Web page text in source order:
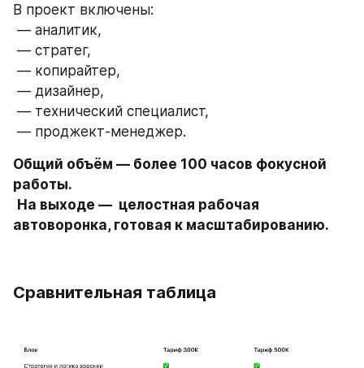
В проект включены:
— аналитик,
— стратег,
— копирайтер,
— дизайнер,
— технический специалист,
— проджект-менеджер.
Общий объём — более 100 часов фокусной
работы.
На выходе —  целостная рабочая
автоворонка, готовая к масштабированию.
Сравнительная таблица